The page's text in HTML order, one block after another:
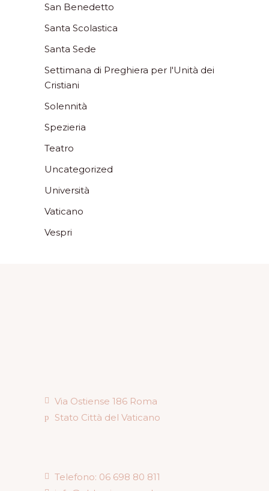
San Benedetto
Santa Scolastica
Santa Sede
Settimana di Preghiera per l'Unità dei
Cristiani
Solennità
Spezieria
Teatro
Uncategorized
Università
Vaticano
Vespri
Via Ostiense 186 Roma
Stato Città del Vaticano
Telefono: 06 698 80 811